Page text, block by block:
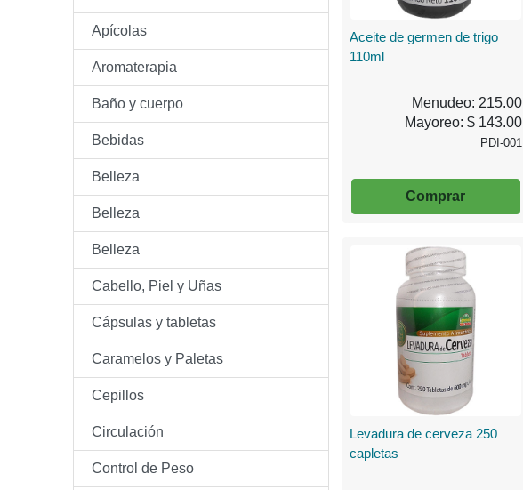
Apícolas
Aromaterapia
Baño y cuerpo
Bebidas
Belleza
Belleza
Belleza
Cabello, Piel y Uñas
Cápsulas y tabletas
Caramelos y Paletas
Cepillos
Circulación
Control de Peso
Aceite de germen de trigo
110ml
Menudeo: 215.00
Mayoreo: $ 143.00
PDI-001
Comprar
Levadura de cerveza 250
capletas